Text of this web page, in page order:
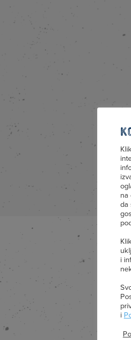
na
da
i
i